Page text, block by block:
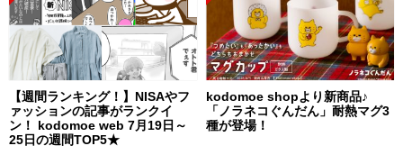
【週間ランキング！】NISAやフ
ァッションの記事がランクイ
ン！ kodomoe web 7月19日～
25日の週間TOP5★
kodomoe shopより新商品♪
「ノラネコぐんだん」耐熱マグ3
種が登場！